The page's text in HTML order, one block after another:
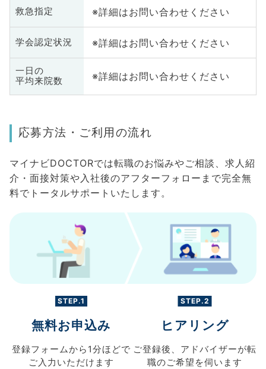
救急指定 ※詳細はお問い合わせください
学会認定状況 ※詳細はお問い合わせください
一日の
平均来院数
※詳細はお問い合わせください
応募方法・ご利用の流れ
マイナビDOCTORでは転職のお悩みやご相談、求人紹
介・面接対策や入社後のアフターフォローまで完全無
料でトータルサポートいたします。
STEP.1
無料お申込み
登録フォームから 1分ほどで
ご入力 いただけます
STEP.2
ヒアリング
ご登録後、 アドバイザーが転
職のご希望を伺います